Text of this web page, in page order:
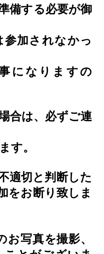
備する必要が御
加されなかっ
になりますの
合は、必ずご連
す。
適切と判断した
をお断り致しま
写真を撮影、